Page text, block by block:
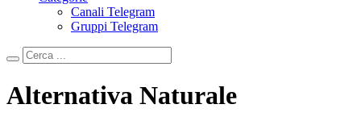
Canali Telegram
Gruppi Telegram
Alternativa Naturale